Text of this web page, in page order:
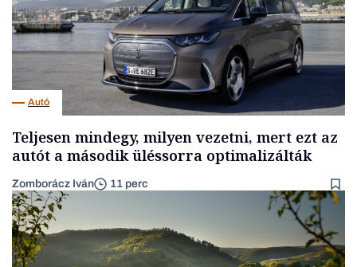
Autó
Teljesen mindegy, milyen vezetni, mert ezt az
autót a második üléssorra optimalizálták
Zomborácz Iván 11 perc